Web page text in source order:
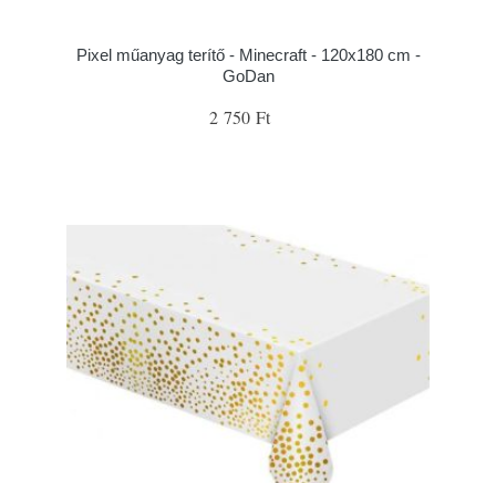
Pixel műanyag terítő - Minecraft - 120x180 cm -
GoDan
2 750 Ft